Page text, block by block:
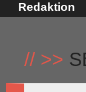
Redaktion
// >>